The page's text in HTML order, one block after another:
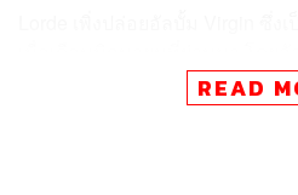
เจ็บปวดในชีวิต ไม่ว่าจะเป็นเรื่อ
ความเป็นผู้หญิง ตลอดจนอาการ
READ